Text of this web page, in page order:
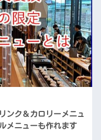
ンク＆カロリーメニュ
メニューも作れます